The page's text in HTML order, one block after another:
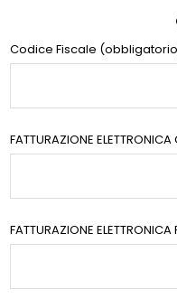
Codice Fiscale
FATTURAZIONE
FATTURAZIONE ELETTRONICA